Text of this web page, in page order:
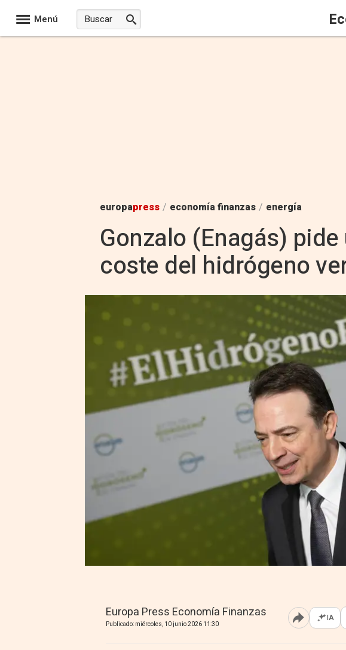
Menú
europapress / economía finanzas / energía
Gonzalo (Enagás)
coste del hidrógeno
Europa Press Economía Finanzas
Publicado: miércoles, 10 junio 2026 11:30 Abrir IA